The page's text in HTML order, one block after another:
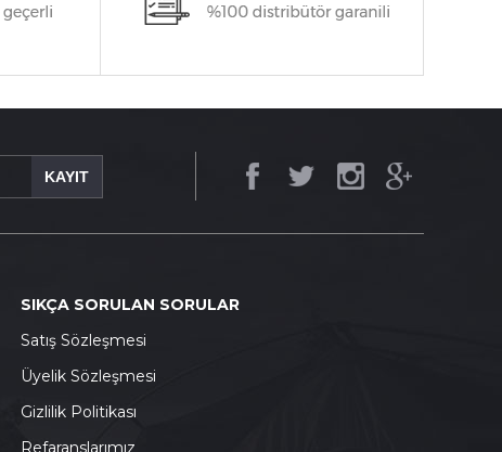
KAYIT
SIKÇA SORULAN SORULAR
Satış Sözleşmesi
Üyelik Sözleşmesi
Gizlilik Politikası
Refaranslarımız